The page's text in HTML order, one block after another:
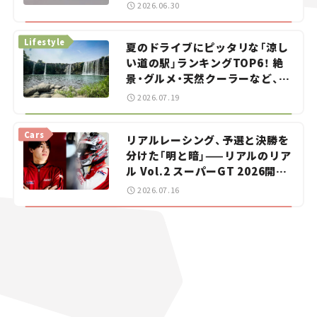
2026.06.30
夏のドライブにピッタリな「涼し
い道の駅」ランキングTOP6！ 絶
景・グルメ・天然クーラーなど、避
暑におすすめのスポットを紹介
Lifestyle
2026.07.19
リアルレーシング、予選と決勝を
分けた「明と暗」——リアルのリア
ル Vol.2 スーパーGT 2026開幕
戦 岡山国際サーキット
Cars
2026.07.16